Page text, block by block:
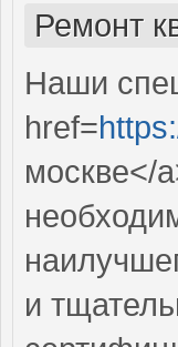
Ремонт
Наши
href=
москве</
и